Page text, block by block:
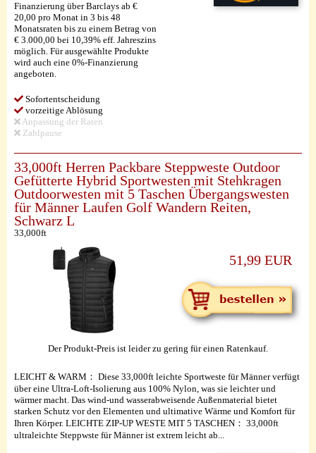
Finanzierung über Barclays ab €
20,00 pro Monat in 3 bis 48
Monatsraten bis zu einem Betrag von
€ 3.000,00 bei 10,39% eff. Jahreszins
möglich. Für ausgewählte Produkte
wird auch eine 0%-Finanzierung
angeboten.
Sofortentscheidung
vorzeitige Ablösung
Anpassung der Raten
Zahlpause
33,000ft Herren Packbare Steppweste Outdoor
Gefütterte Hybrid Sportwesten mit Stehkragen
Outdoorwesten mit 5 Taschen Übergangswesten
für Männer Laufen Golf Wandern Reiten,
Schwarz L
33,000ft
51,99 EUR
LEICHT & WARM： Diese 33,000ft leichte Sportweste für Männer verfügt
über eine Ultra-Loft-Isolierung aus 100% Nylon, was sie leichter und
wärmer macht. Das wind-und wasserabweisende Außenmaterial bietet
starken Schutz vor den Elementen und ultimative Wärme und Komfort für
Ihren Körper. LEICHTE ZIP-UP WESTE MIT 5 TASCHEN： 33,000ft
ultraleichte Steppwste für Männer ist extrem leicht ab...
Der Produkt-Preis ist leider zu gering für einen Ratenkauf.